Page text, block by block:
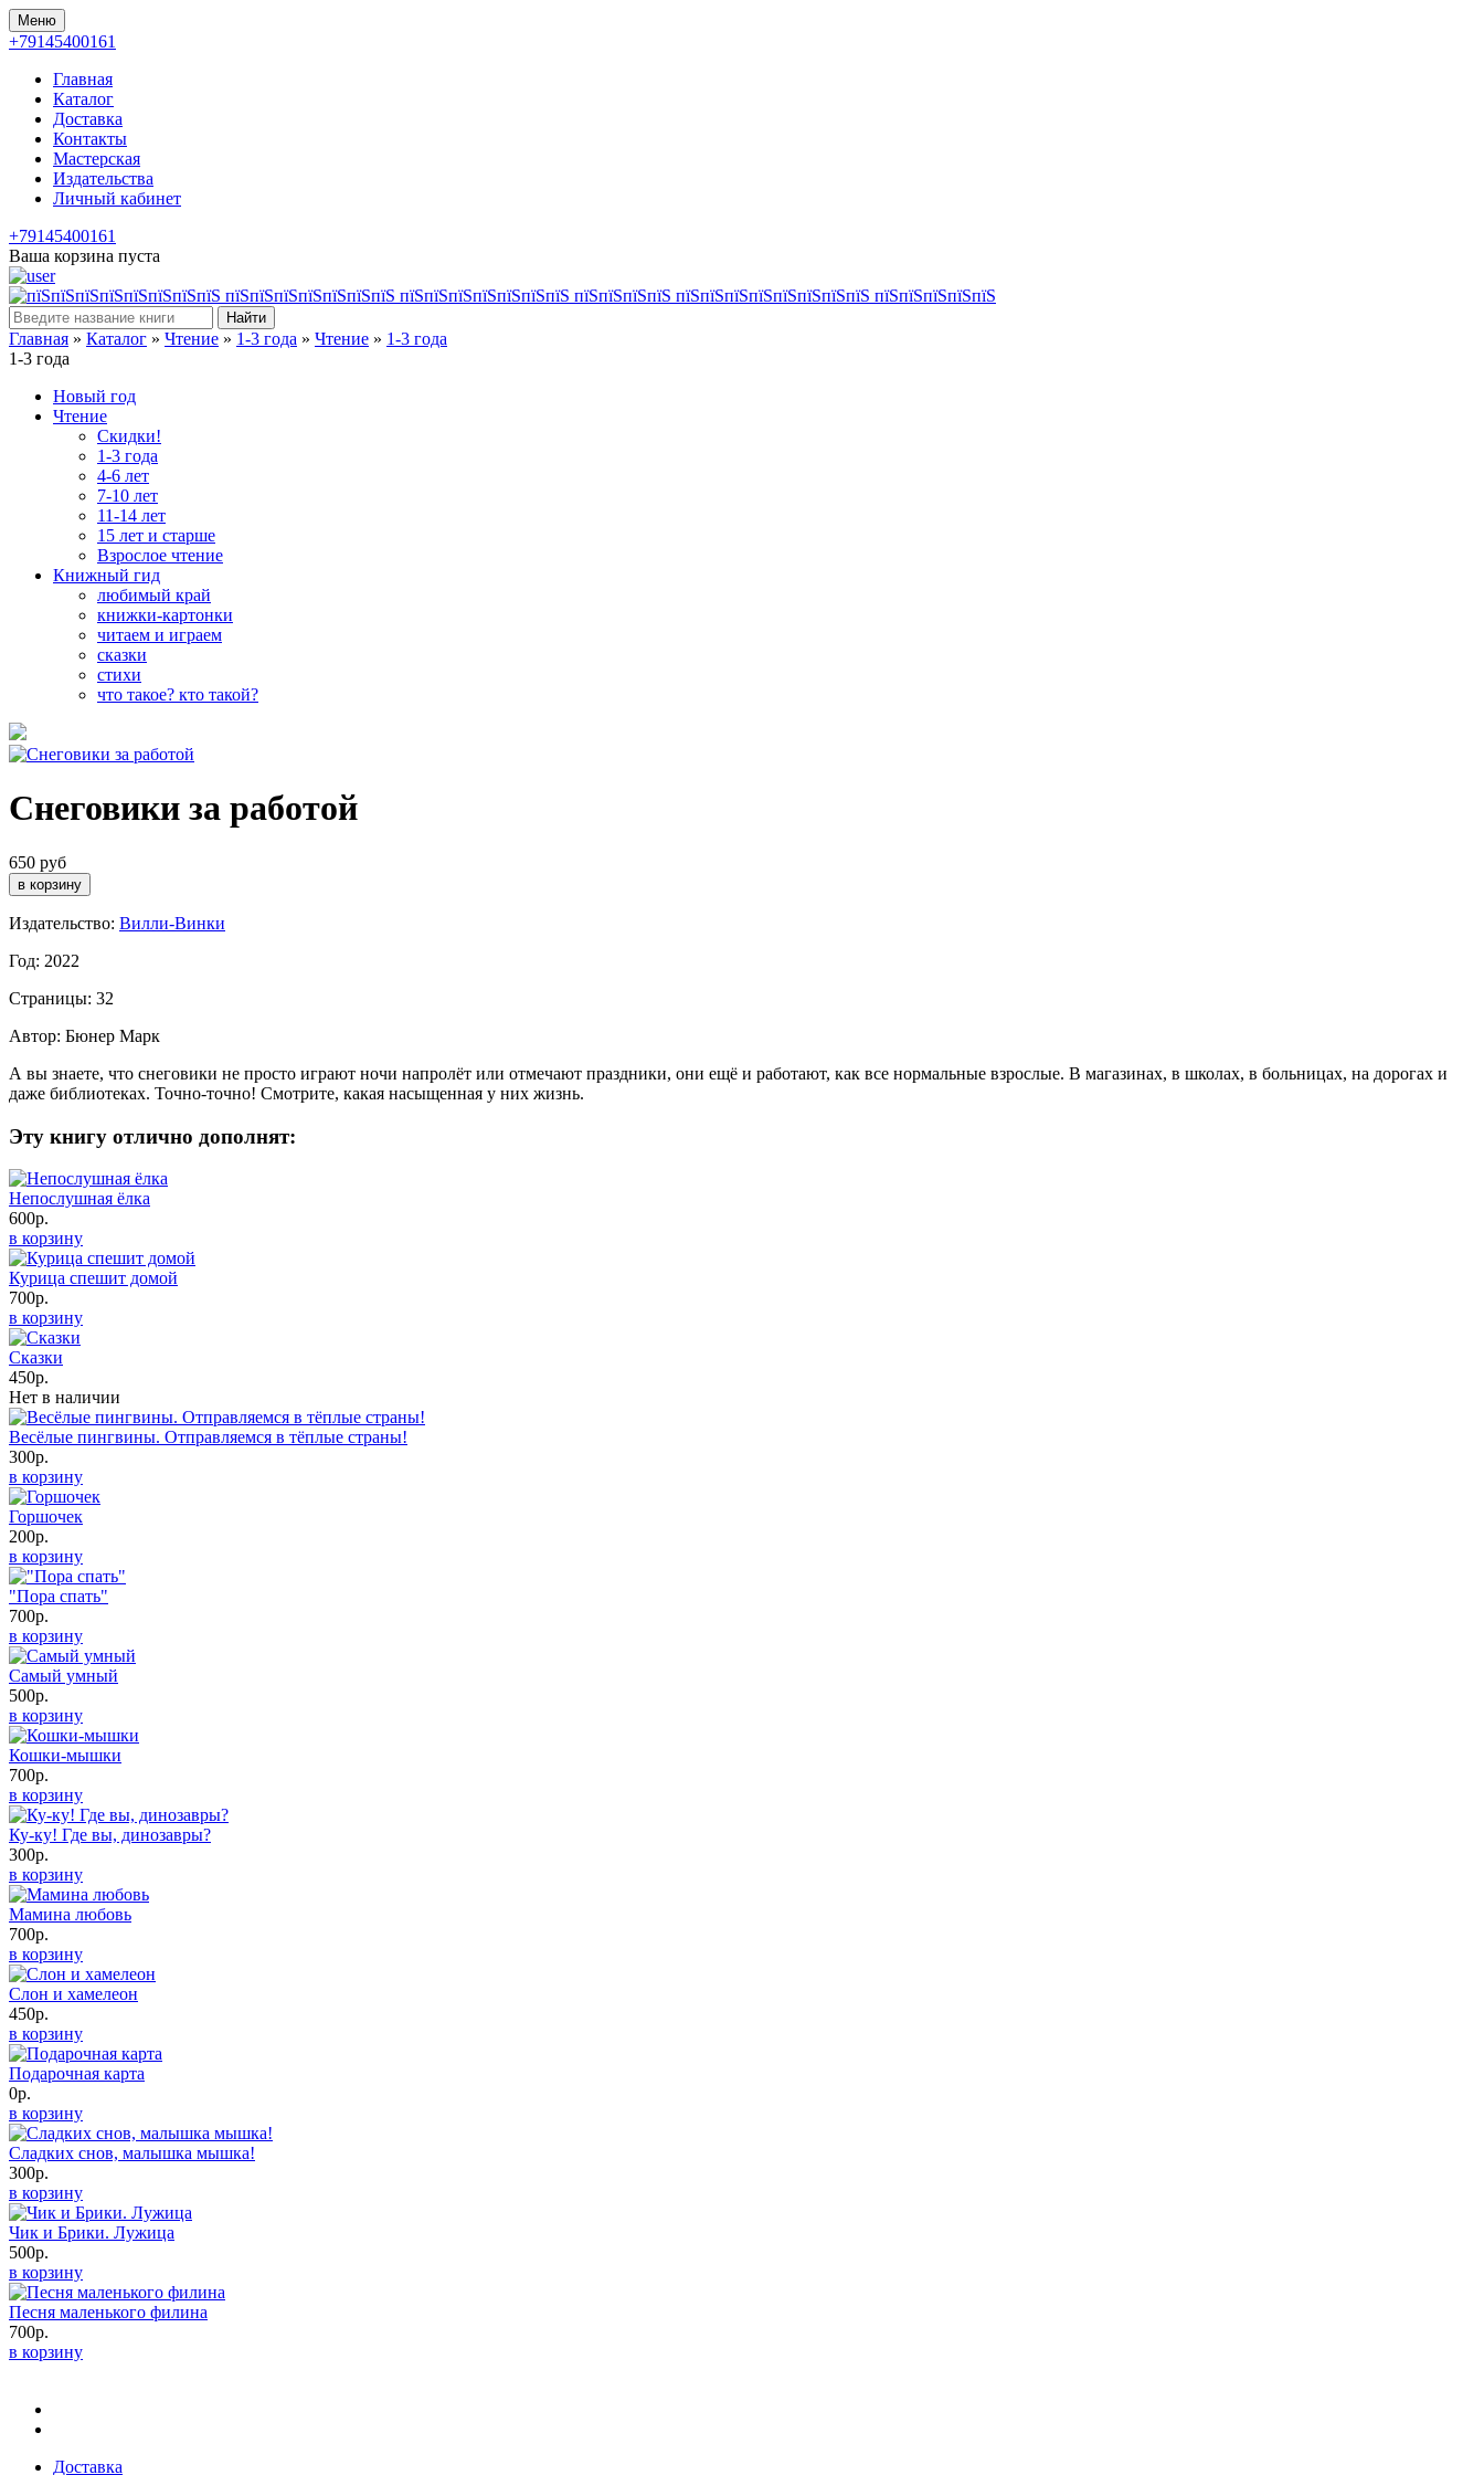
Меню
+79145400161
Главная
Каталог
Доставка
Контакты
Мастерская
Издательства
Личный кабинет
+79145400161
Ваша корзина пуста
Найти
Главная » Каталог » Чтение » 1-3 года » Чтение » 1-3 года
1-3 года
Новый год
Чтение
Скидки!
1-3 года
4-6 лет
7-10 лет
11-14 лет
15 лет и старше
Взрослое чтение
Книжный гид
любимый край
книжки-картонки
читаем и играем
сказки
стихи
что такое? кто такой?
Снеговики за работой
650 руб
Издательство: Вилли-Винки
Год: 2022
Страницы: 32
Автор: Бюнер Марк
А вы знаете, что снеговики не просто играют ночи напролёт или отмечают праздники, они ещё и работают, как все нормальные взрослые. В магазинах, в школах, в больницах, на дорогах и
даже библиотеках. Точно-точно! Смотрите, какая насыщенная у них жизнь.
Эту книгу отлично дополнят:
Непослушная ёлка
600р.
в корзину
Курица спешит домой
700р.
в корзину
Сказки
450р.
Нет в наличии
Весёлые пингвины. Отправляемся в тёплые страны!
300р.
в корзину
Горшочек
200р.
в корзину
"Пора спать"
700р.
в корзину
Самый умный
500р.
в корзину
Кошки-мышки
700р.
в корзину
Ку-ку! Где вы, динозавры?
300р.
в корзину
Мамина любовь
700р.
в корзину
Слон и хамелеон
450р.
в корзину
Подарочная карта
0р.
в корзину
Сладких снов, малышка мышка!
300р.
в корзину
Чик и Брики. Лужица
500р.
в корзину
Песня маленького филина
700р.
в корзину
Доставка